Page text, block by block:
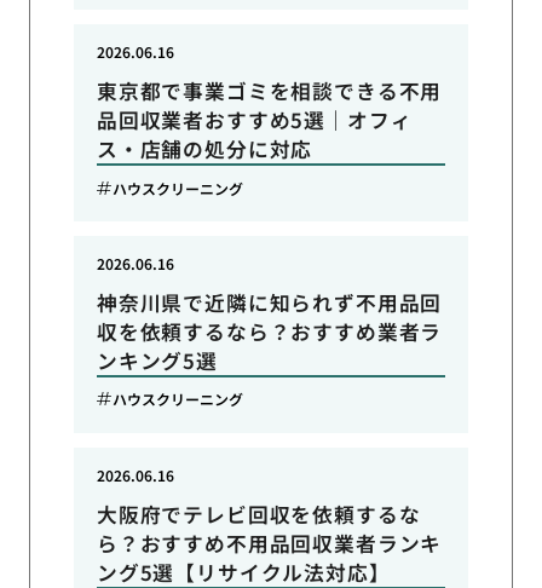
東京都で事業ゴミを相談できる不用
品回収業者おすすめ5選｜オフィ
ス・店舗の処分に対応
2026.06.16
ハウスクリーニング
神奈川県で近隣に知られず不用品回
収を依頼するなら？おすすめ業者ラ
ンキング5選
2026.06.16
ハウスクリーニング
大阪府でテレビ回収を依頼するな
ら？おすすめ不用品回収業者ランキ
ング5選【リサイクル法対応】
2026.06.16